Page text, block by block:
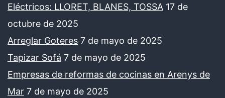
Eléctricos: LLORET, BLANES, TOSSA 17 de
octubre de 2025
Arreglar Goteres 7 de mayo de 2025
Tapizar Sofá 7 de mayo de 2025
Empresas de reformas de cocinas en Arenys de
Mar 7 de mayo de 2025